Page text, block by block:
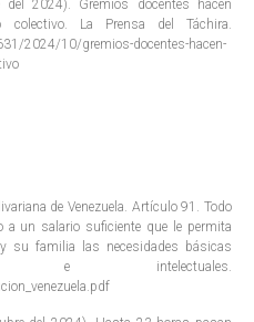
2024). Gremios docentes hacen
La Prensa del Táchira.
2024/10/gremios-docentes-hacen-
de Venezuela. Artículo 91. Todo
a un salario suficiente que le permita
familia las necesidades básicas
e intelectuales.